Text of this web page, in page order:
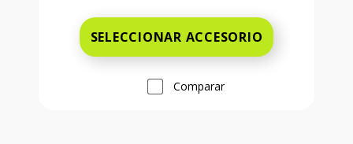
SELECCIONAR ACCESORIO
Comparar